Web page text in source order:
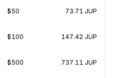
$50 73.71 JUP
$100 147.42 JUP
$500 737.11 JUP